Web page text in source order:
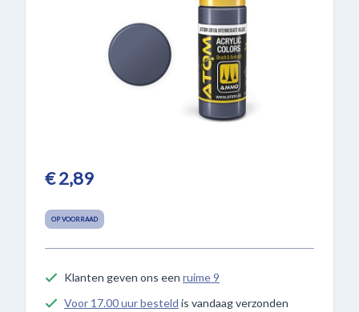
€ 2,89
OP VOORRAAD
Klanten geven ons een ruime 9
Voor 17.00 uur besteld is vandaag verzonden